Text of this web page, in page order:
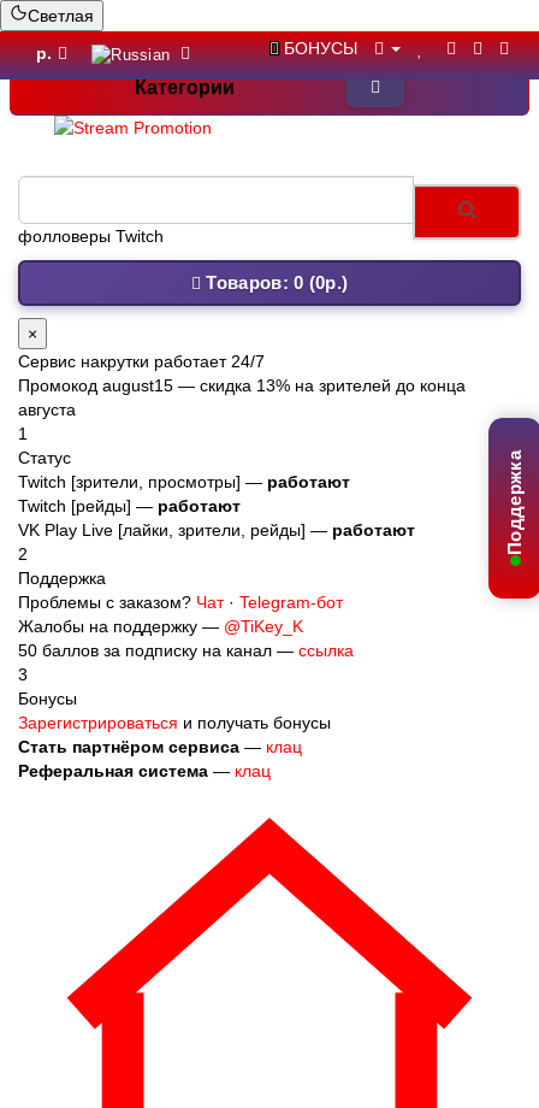
Светлая
Поддержка
р. БОНУСЫ
Товаров: 0 (0р.)
×
Сервис накрутки работает 24/7
Промокодaugust15— скидка 13% на зрителей до конца
августа
1
Статус
Twitch [зрители, просмотры] —
Twitch [рейды] —работают
VK Play Live [лайки, зрители, рейды] —
2
Поддержка
Проблемы с заказом?
Жалобы на поддержку — @TiKey_K
50 баллов за подписку на канал —ссылка
3
Бонусы
Зарегистрироваться
Стать партнёром сервиса—клац
Реферальная система—клац
Категории